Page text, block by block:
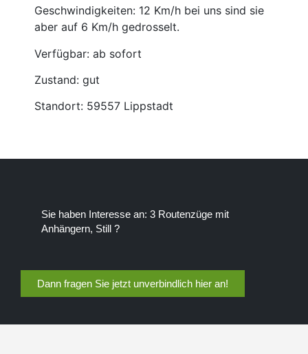
Geschwindigkeiten: 12 Km/h bei uns sind sie
aber auf 6 Km/h gedrosselt.
Verfügbar: ab sofort
Zustand: gut
Standort: 59557 Lippstadt
Sie haben Interesse an: 3 Routenzüge mit
Anhängern, Still ?
Dann fragen Sie jetzt unverbindlich hier an!